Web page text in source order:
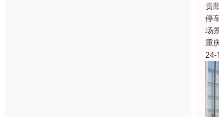
贵
停
场
重
24-